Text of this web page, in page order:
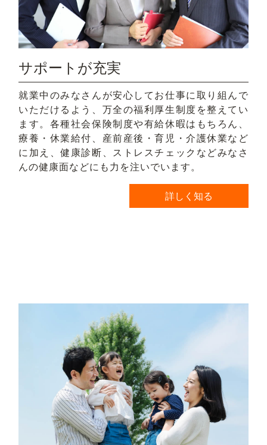
サポートが充実
就業中のみなさんが安心してお仕事に取り組んで
いただけるよう、万全の福利厚生制度を整えてい
ます。各種社会保険制度や有給休暇はもちろん、
療養・休業給付、産前産後・育児・介護休業など
に加え、健康診断、ストレスチェックなどみなさ
んの健康面などにも力を注いでいます。
詳しく知る